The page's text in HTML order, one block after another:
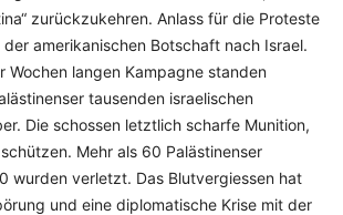
zurückzukehren. Anlass für die Proteste
amerikanischen Botschaft nach Israel.
Wochen langen Kampagne standen
tausenden israelischen
Die schossen letztlich scharfe Munition,
Mehr als 60 Palästinenser
wurden verletzt. Das Blutvergiessen hat
und eine diplomatische Krise mit der